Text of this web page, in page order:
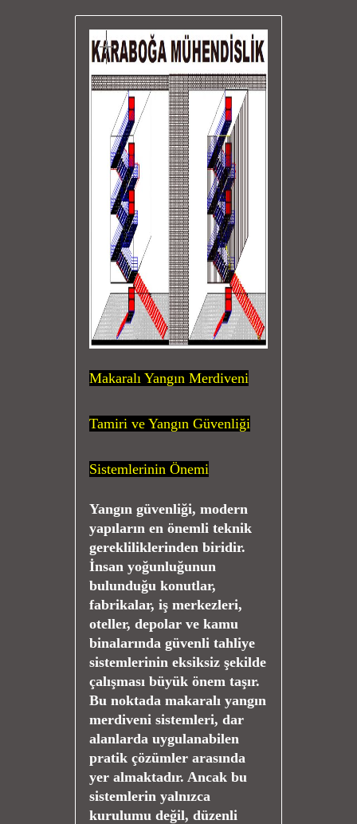
Makaralı Yangın Merdiveni
Tamiri ve Yangın Güvenliği
Sistemlerinin Önemi
Yangın güvenliği, modern
yapıların en önemli teknik
gerekliliklerinden biridir.
İnsan yoğunluğunun
bulunduğu konutlar,
fabrikalar, iş merkezleri,
oteller, depolar ve kamu
binalarında güvenli tahliye
sistemlerinin eksiksiz şekilde
çalışması büyük önem taşır.
Bu noktada makaralı yangın
merdiveni sistemleri, dar
alanlarda uygulanabilen
pratik çözümler arasında
yer almaktadır. Ancak bu
sistemlerin yalnızca
kurulumu değil, düzenli